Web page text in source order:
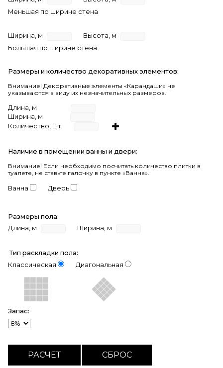
Меньшая по ширине стена
Ширина, м
Высота, м
Большая по ширине стена
Размеры и количество декоративных элементов:
Внимание! Декоративные элементы «Карандаши» не
указываются в виду их незначительных размеров.
Длина, м
Ширина, м
Количество, шт.
Наличие в помещении ванны и двери:
Внимание! Если необходимо посчитать количество плитки в
туалете, не ставьте галочку в пункте «Ванна».
Ванна Дверь
Размеры пола:
Длина, м
Ширина, м
Тип раскладки пола:
Классическая
Диагональная
Запас: